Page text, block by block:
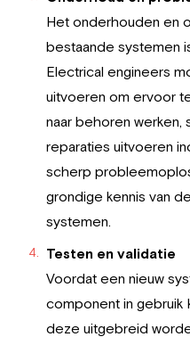
Het onderhouden en
bestaande systemen
Electrical engineers
uitvoeren om ervoor
naar behoren werken,
reparaties uitvoeren
scherp
grondige kennis van
systemen.
Testen en validatie
Voordat een nieuw
component in gebruik
deze uitgebreid